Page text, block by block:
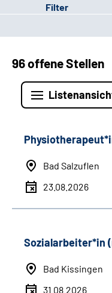
Filter
96 offene Stellen
Bad Salzuflen
23.08.2026
Sozialarbeiter*in
Bad Kissingen
31.08.2026